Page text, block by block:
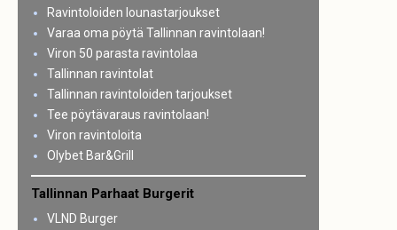
Ravintoloiden lounastarjoukset
Varaa oma pöytä Tallinnan ravintolaan!
Viron 50 parasta ravintolaa
Tallinnan ravintolat
Tallinnan ravintoloiden tarjoukset
Tee pöytävaraus ravintolaan!
Viron ravintoloita
Olybet Bar&Grill
Tallinnan Parhaat Burgerit
VLND Burger